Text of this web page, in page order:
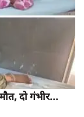
दो गंभीर...